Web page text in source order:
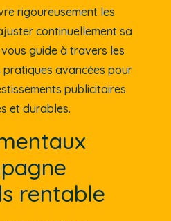
rigoureusement les
continuellement sa
guide à travers les
avancées pour
publicitaires
et durables.
rentable